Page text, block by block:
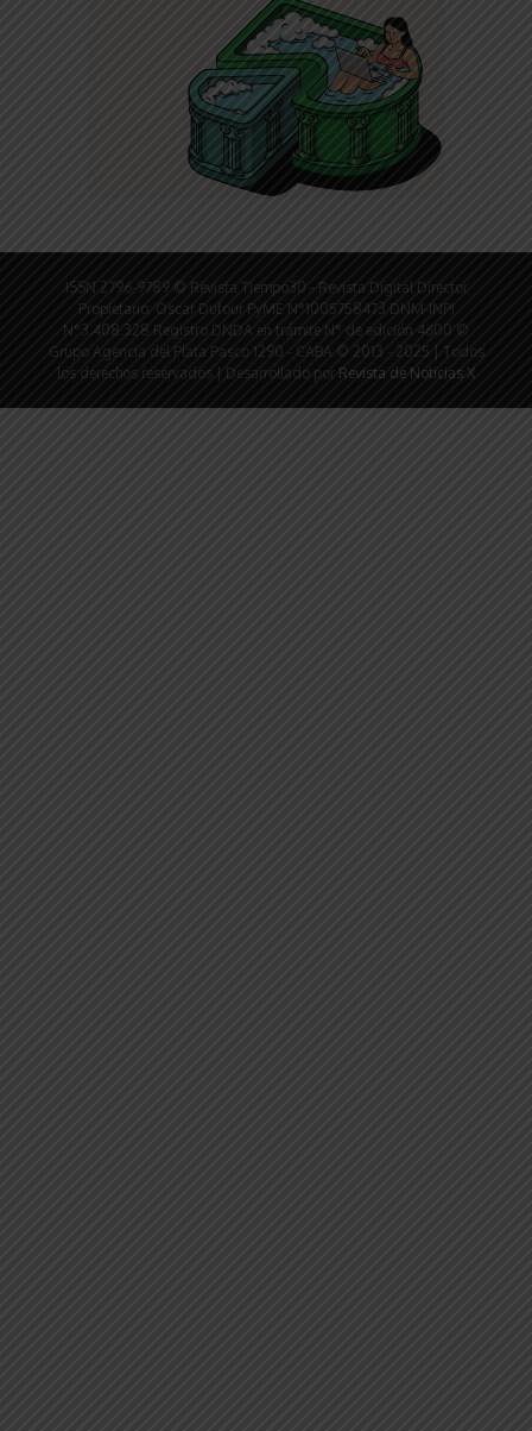
ISSN 2796-9789 © Revista Tiempo30 - Revista Digital Director
Propietario: Oscar Dufour PyME N°1005758473 DNM-INPI
N°3.408.328 Registro DNDA en trámite N° de edición 4600 ©
Grupo Agencia del Plata Pasco 1290 - CABA © 2013 - 2025 | Todos
los derechos reservados | Desarrollado por Revista de Noticias X